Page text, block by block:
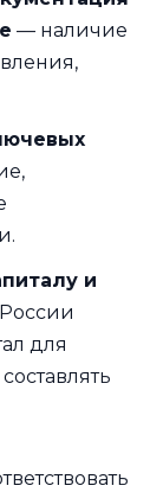
— наличие
и
для